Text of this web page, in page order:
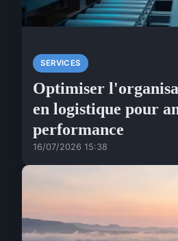
SERVICES
Optimiser
en logistique pour
performance
16/07/2026 15:38